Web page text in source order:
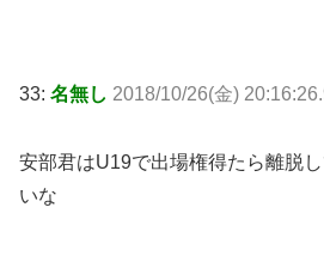
33: 名無し 2018/10/26(金)
安部君はU19で出場権得たら離脱
いな